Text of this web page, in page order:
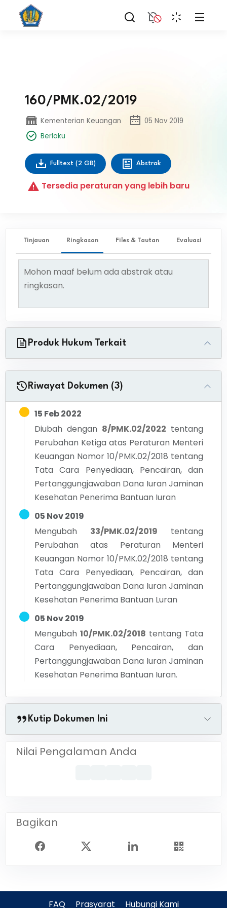
160/PMK.02/2019
Kementerian Keuangan
05 Nov 2019
Berlaku
Fulltext (2 GB) Abstrak
Tersedia peraturan yang lebih baru
Tinjauan Ringkasan Files & Tautan Evaluasi
Mohon maaf belum ada abstrak atau
ringkasan.
Produk Hukum Terkait
Riwayat Dokumen (3)
15 Feb 2022
Diubah dengan 8/PMK.02/2022 tentang
Perubahan Ketiga atas Peraturan Menteri
Keuangan Nomor 10/PMK.02/2018 tentang
Tata Cara Penyediaan, Pencairan, dan
Pertanggungjawaban Dana Iuran Jaminan
Kesehatan Penerima Bantuan Iuran
05 Nov 2019
Mengubah
33/PMK.02/2019
tentang
Perubahan atas Peraturan Menteri
Keuangan Nomor 10/PMK.02/2018 tentang
Tata Cara Penyediaan, Pencairan, dan
Pertanggungjawaban Dana Iuran Jaminan
Kesehatan Penerima Bantuan Luran
05 Nov 2019
Mengubah 10/PMK.02/2018 tentang Tata
Cara Penyediaan, Pencairan, dan
Pertanggungjawaban Dana Iuran Jaminan
Kesehatan Penerima Bantuan Iuran.
Kutip Dokumen Ini
Nilai Pengalaman Anda
Bagikan
FAQ Prasyarat Hubungi Kami